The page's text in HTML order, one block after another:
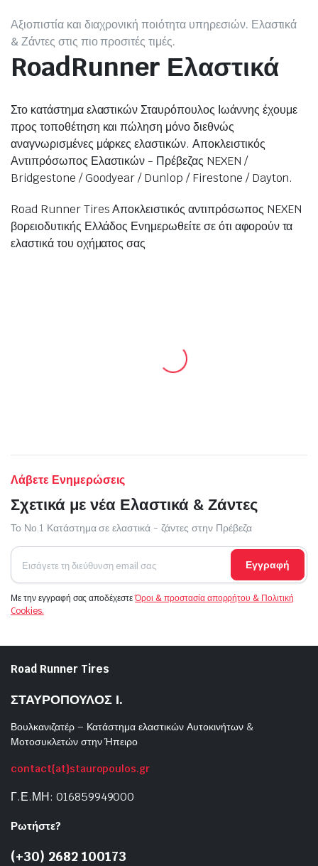
Αξιοπιστία και διαχρονική ποιότητα υπηρεσιών. Ελαστικά
& Ζάντες στις πιο προσιτές τιμές.
RoadRunner Ελαστικά
Στο κατάστημα ελαστικών Σταυρόπουλος Ιωάννης έχουμε
προς τοποθέτηση και πώληση μόνο διεθνώς
αναγνωρισμένες μάρκες ελαστικών. Αποκλειστικός
Αντιπρόσωπος Ελαστικών - Πρέβεζας NEXEN /
Bridgestone / Goodyear / Dunlop / Firestone / Dayton.
Road Runner Tires Αποκλειστικός αντιπρόσωπος NEXEN
βορειοδυτικής Ελλάδος Ενημερωθείτε σε ότι αφορούν τα
ελαστικά του οχήματος σας
Λάβετε Ενημερώσεις
Σχετικά με νέα Ελαστικά & Ζάντες
Το Νο.1 Κατάστημα σε ελαστικά - ζάντες στην Πρέβεζα
Εγγραφή
Με την εγγραφή σας αποδέχεστεΌροι & προστασία απορρήτου & Πολιτική
Cookies.
Road Runner Tires
ΣΤΑΥΡΟΠΟΥΛΟΣ Ι.
Βουλκανιζατέρ – Κατάστημα ελαστικών Αυτοκινήτων &
Μοτοσυκλετών στην Ήπειρο
contact{at}stauropoulos.gr
Γ.Ε.ΜΗ: 016859949000
Ρωτήστε?
(+30) 2682 100173